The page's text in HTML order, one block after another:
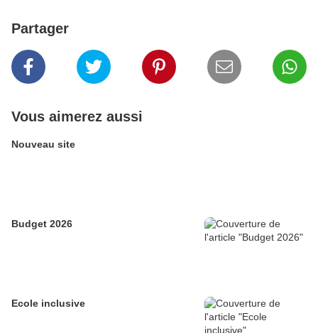
Partager
Vous aimerez aussi
Nouveau site
Budget 2026
Ecole inclusive